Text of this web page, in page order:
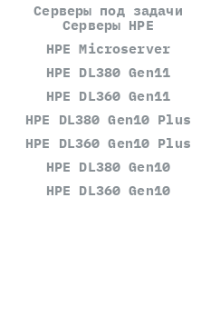
Серверы под задачи
Серверы HPE
HPE Microserver
HPE DL380 Gen11
HPE DL360 Gen11
HPE DL380 Gen10 Plus
HPE DL360 Gen10 Plus
HPE DL380 Gen10
HPE DL360 Gen10